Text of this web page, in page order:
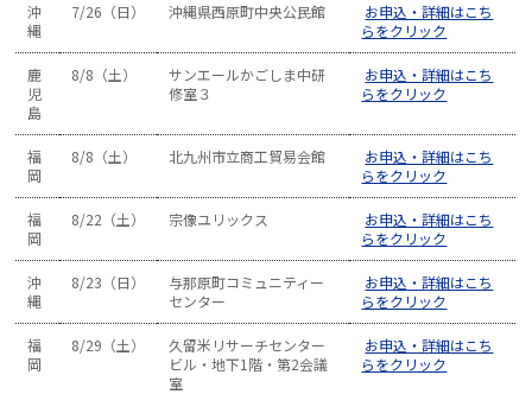
沖
縄
7/26（日） 沖縄県西原町中央公民館
お申込・詳細はこち
らをクリック
鹿
児
島
8/8（土）
サンエールかごしま中研
修室３
お申込・詳細はこち
らをクリック
福
岡
8/8（土） 北九州市立商工貿易会館
お申込・詳細はこち
らをクリック
福
岡
8/22（土） 宗像ユリックス
お申込・詳細はこち
らをクリック
沖
縄
8/23（日）
与那原町コミュニティー
センター
お申込・詳細はこち
らをクリック
福
岡
8/29（土）
久留米リサーチセンター
ビル・地下1階・第2会議
室
お申込・詳細はこち
らをクリック